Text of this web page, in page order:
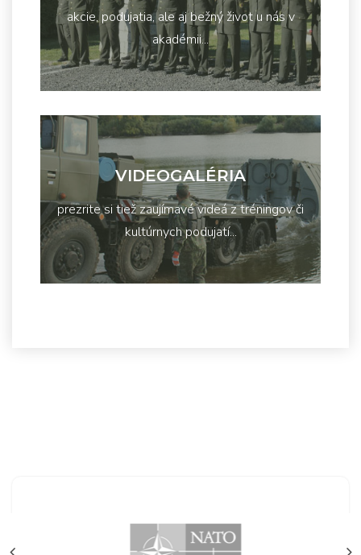
akcie, podujatia, ale aj bežný život u nás v
akadémii...
VIDEOGALÉRIA
prezrite si tiež zaujímavé videá z tréningov či
kultúrnych podujatí...